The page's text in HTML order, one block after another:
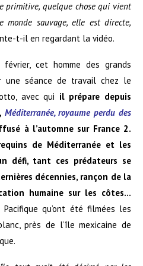
primitive, quelque chose qui vient
sauvage, elle est directe,
t-il en regardant la vidéo.
cet homme des grands
une séance de travail chez le
avec qui il prépare depuis
Méditerranée, royaume perdu des
à l’automne sur France 2.
de Méditerranée et les
défi, tant ces prédateurs se
décennies, rançon de la
humaine sur les côtes…
Pacifique qu’ont été filmées les
près de l’île mexicaine de